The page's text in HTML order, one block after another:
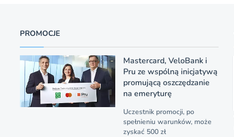
PROMOCJE
Mastercard, VeloBank i
Pru ze wspólną inicjatywą
promującą oszczędzanie
na emeryturę
Uczestnik promocji, po
spełnieniu warunków, może
zyskać 500 zł